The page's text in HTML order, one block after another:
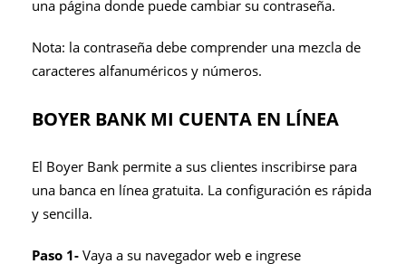
una página donde puede cambiar su contraseña.
Nota: la contraseña debe comprender una mezcla de
caracteres alfanuméricos y números.
BOYER BANK MI CUENTA EN LÍNEA
El Boyer Bank permite a sus clientes inscribirse para
una banca en línea gratuita. La configuración es rápida
y sencilla.
Paso 1-Vaya a su navegador web e ingrese